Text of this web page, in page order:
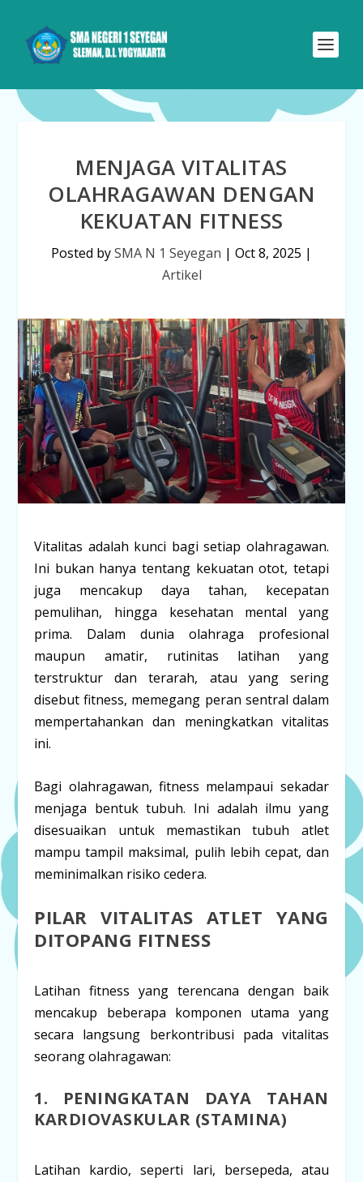
MENJAGA VITALITAS
OLAHRAGAWAN DENGAN
KEKUATAN FITNESS
Posted bySMA N 1 Seyegan | Oct 8, 2025 |
Artikel
Vitalitas adalah kunci bagi setiap olahragawan.
Ini bukan hanya tentang kekuatan otot, tetapi
juga mencakup daya tahan, kecepatan
pemulihan, hingga kesehatan mental yang
prima. Dalam dunia olahraga profesional
maupun amatir, rutinitas latihan yang
terstruktur dan terarah, atau yang sering
disebutfitness, memegang peran sentral dalam
mempertahankan dan meningkatkan vitalitas
ini.
Bagi olahragawan, fitness melampaui sekadar
menjaga bentuk tubuh. Ini adalah ilmu yang
disesuaikan untuk memastikan tubuh atlet
mampu tampil maksimal, pulih lebih cepat, dan
meminimalkan risiko cedera.
PILAR VITALITAS ATLET YANG
DITOPANG FITNESS
Latihanfitness yang terencana dengan baik
mencakup beberapa komponen utama yang
secara langsung berkontribusi pada vitalitas
seorang olahragawan:
1. PENINGKATAN DAYA TAHAN
KARDIOVASKULAR (STAMINA)
Latihan kardio, seperti lari, bersepeda, atau